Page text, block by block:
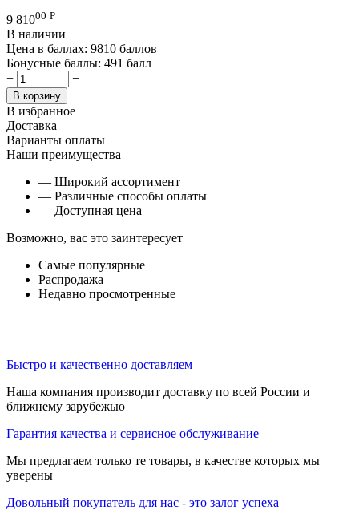
9 81000 Р
В наличии
Цена в баллах: 9810 баллов
Бонусные баллы: 491 балл
+
−
В корзину
В избранное
Доставка
Варианты оплаты
Наши преимущества
— Широкий ассортимент
— Различные способы оплаты
— Доступная цена
Возможно, вас это заинтересует
Самые популярные
Распродажа
Недавно просмотренные
Быстро и качественно доставляем
Наша компания производит доставку по всей России и
ближнему зарубежью
Гарантия качества и сервисное обслуживание
Мы предлагаем только те товары, в качестве которых мы
уверены
Довольный покупатель для нас - это залог успеха